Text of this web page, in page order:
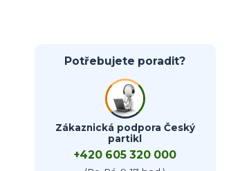
Potřebujete poradit?
Zákaznická podpora Český
partikl
+420 605 320 000